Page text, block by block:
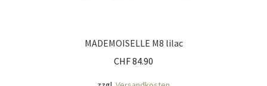
MADEMOISELLE M8 lilac
CHF84.90